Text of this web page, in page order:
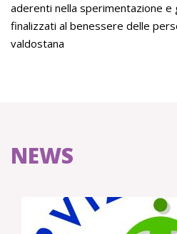
aderenti nella sperimentazione e
finalizzati al benessere delle
valdostana
NEWS